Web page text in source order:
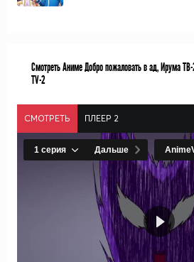
Смотреть Аниме Добро пожаловать в ад, Ирума
TV-2
СМОТРЕТЬ ПЛЕЕР 2